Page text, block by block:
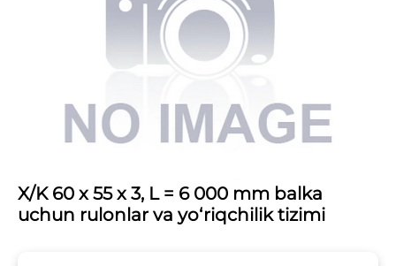
X/K 60 x 55 x 3, L = 6 000 mm balka
uchun rulonlar va yo‘riqchilik tizimi